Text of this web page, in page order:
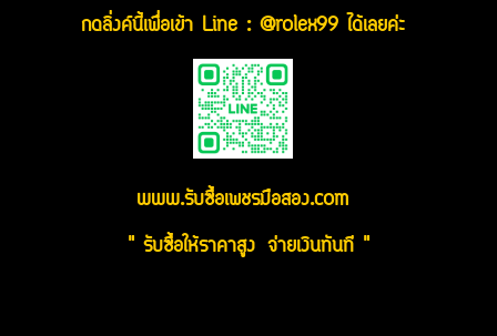
กดลิ่งค์นี้เพื่อเข้า Line : @rolex99 ได้เลยค่ะ
www.รับซื้อเพชรมือสอง.com
" รับซื้อให้ราคาสูง จ่ายเงินทันที "